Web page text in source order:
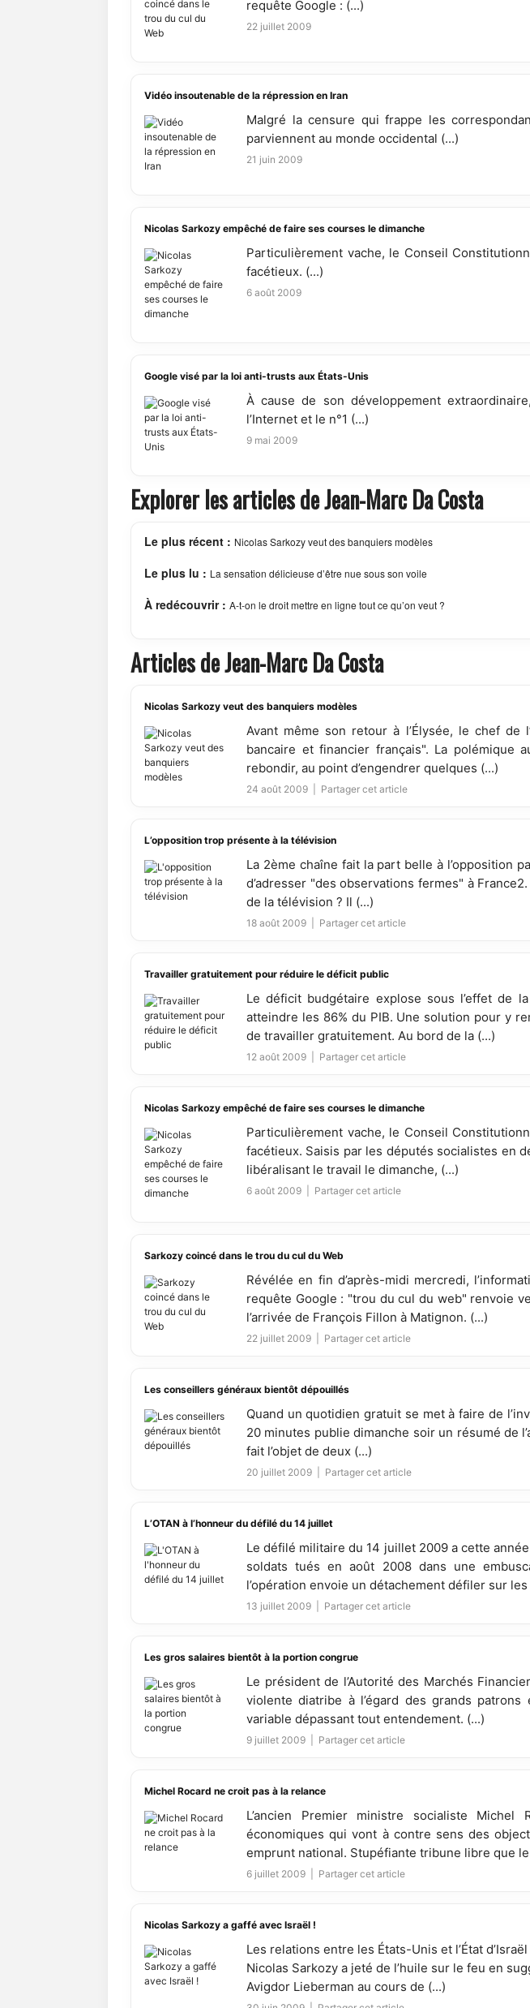
requête Google : (...)
22 juillet 2009
Vidéo insoutenable de la répression en Iran
Malgré la censure qui frappe les
parviennent au monde occidental (...)
21 juin 2009
Nicolas Sarkozy empêché de faire ses courses le dimanche
Particulièrement vache, le Conseil
facétieux. (...)
6 août 2009
Google visé par la loi anti-trusts aux États-Unis
À cause de son développement
l’Internet et le n°1 (...)
9 mai 2009
Explorer les articles de Jean-Marc Da Costa
Le plus récent : Nicolas Sarkozy veut des banquiers modèles
Le plus lu : La sensation délicieuse d’être nue sous son voile
À redécouvrir : A-t-on le droit mettre en ligne tout ce qu’on veut ?
Articles de Jean-Marc Da Costa
Nicolas Sarkozy veut des banquiers modèles
Avant même son retour à l’Élysée, le chef
bancaire et financier français". La polémique
rebondir, au point d’engendrer quelques (...)
24 août 2009 | Partager cet article
L’opposition trop présente à la télévision
La 2ème chaîne fait la part belle à l’opposition
d’adresser "des observations fermes" à
de la télévision ? Il (...)
18 août 2009 | Partager cet article
Travailler gratuitement pour réduire le déficit public
Le déficit budgétaire explose sous l’effet de
atteindre les 86% du PIB. Une solution pour y
de travailler gratuitement. Au bord de la (...)
12 août 2009 | Partager cet article
Nicolas Sarkozy empêché de faire ses courses le dimanche
Particulièrement vache, le Conseil
facétieux. Saisis par les députés socialistes en
libéralisant le travail le dimanche, (...)
6 août 2009 | Partager cet article
Sarkozy coincé dans le trou du cul du Web
Révélée en fin d’après-midi mercredi,
requête Google : "trou du cul du web" renvoie
l’arrivée de François Fillon à Matignon. (...)
22 juillet 2009 | Partager cet article
Les conseillers généraux bientôt dépouillés
Quand un quotidien gratuit se met à faire de
20 minutes publie dimanche soir un résumé de
fait l’objet de deux (...)
20 juillet 2009 | Partager cet article
L’OTAN à l’honneur du défilé du 14 juillet
Le défilé militaire du 14 juillet 2009 a cette
soldats tués en août 2008 dans une
l’opération envoie un détachement défiler sur les
13 juillet 2009 | Partager cet article
Les gros salaires bientôt à la portion congrue
Le président de l’Autorité des Marchés
violente diatribe à l’égard des grands
variable dépassant tout entendement. (...)
9 juillet 2009 | Partager cet article
Michel Rocard ne croit pas à la relance
L’ancien Premier ministre socialiste
économiques qui vont à contre sens des
emprunt national. Stupéfiante tribune libre que le
6 juillet 2009 | Partager cet article
Nicolas Sarkozy a gaffé avec Israël !
Les relations entre les États-Unis et l’État
Nicolas Sarkozy a jeté de l’huile sur le feu en
Avigdor Lieberman au cours de (...)